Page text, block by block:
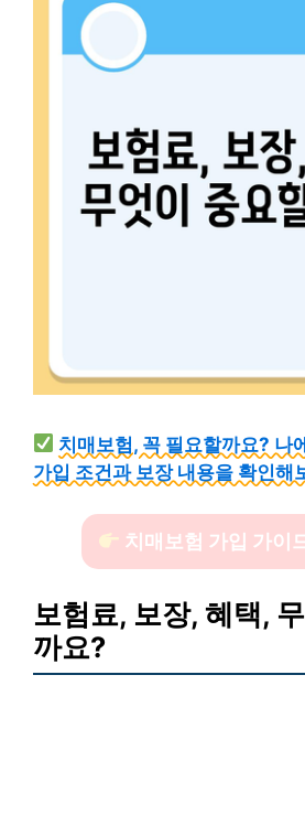
치매보험, 꼭 필요할까요? 나
가입 조건과 보장 내용을 확인해
치매보험 가입 가이
보험료, 보장, 혜택,
까요?